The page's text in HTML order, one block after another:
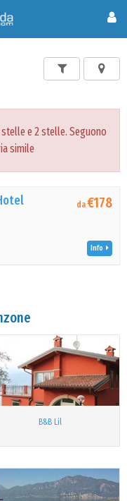
e 2 stelle. Seguono
simile
da€178
Info
B&B Lil